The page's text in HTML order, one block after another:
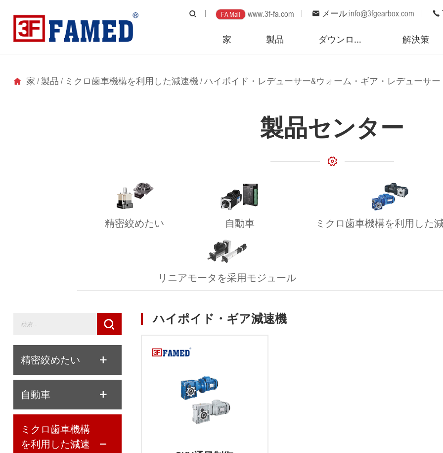
メール:info@3fgearbox.com
FA Mall www.3f-fa.com
家 製品 ダウンロード 解決策
家 / 製品 / ミクロ歯車機構を利用した減速機 /ハイポイド・レデューサー&ウォーム・ギア・レデューサー
製品センター
精密絞めたい 自動車 ミクロ歯車機構を利用した
リニアモータを采用モジュール
精密絞めたい
自動車
ミクロ歯車機構
を利用した減速
ハイポイド・ギア減速機